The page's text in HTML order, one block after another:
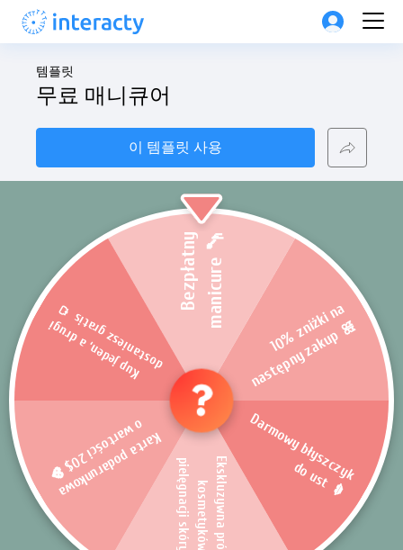
템플릿
무료 매니큐어
이 템플릿 사용